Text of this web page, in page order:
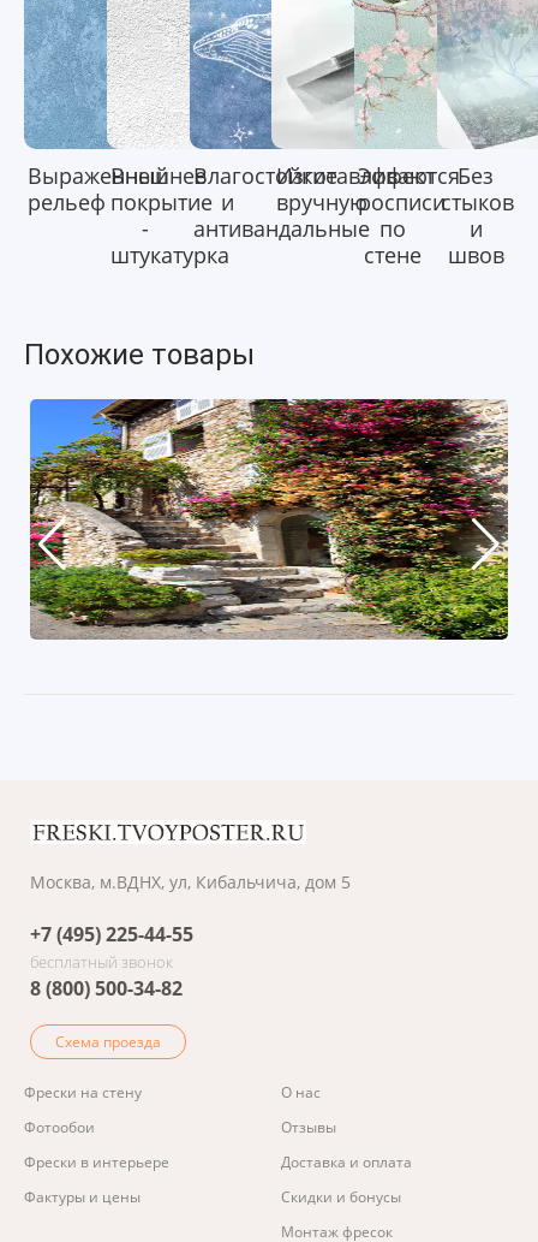
Выраженный
рельеф
Внешнее
покрытие
-
штукатурка
Влагостойкие
и
антивандальные
Изготавливаются
вручную
Эффект
росписи
по
стене
Без
стыков
и
швов
Похожие товары
Москва, м.ВДНХ, ул, Кибальчича, дом 5
+7 (495) 225-44-55
бесплатный звонок
8 (800) 500-34-82
Схема проезда
Фрески на стену
Фотообои
Фрески в интерьере
Фактуры и цены
О нас
Отзывы
Доставка и оплата
Скидки и бонусы
Монтаж фресок